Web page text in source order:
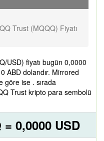
Trust (MQQQ) Fiyatı
USD) fiyatı bugün 0,0000
ABD dolarıdır. Mirrored
göre ise . sırada
Trust kripto para sembolü
= 0,0000 USD